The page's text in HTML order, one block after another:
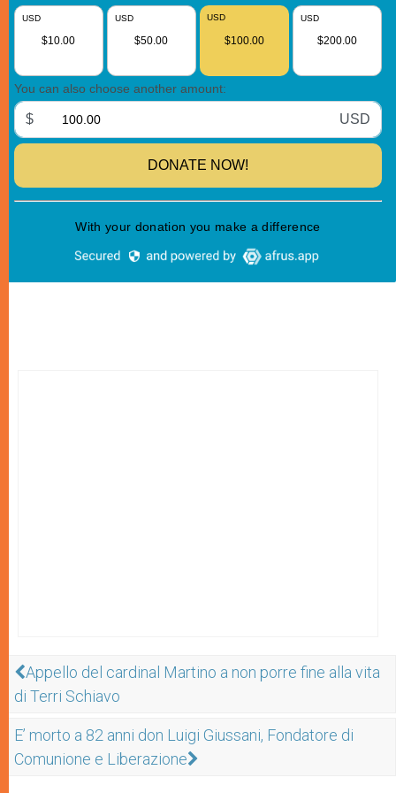
Appello del cardinal Martino a non porre fine alla vita
di Terri Schiavo
E’ morto a 82 anni don Luigi Giussani, Fondatore di
Comunione e Liberazione